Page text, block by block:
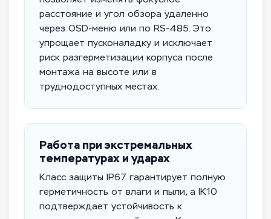
расстояние и угол обзора удаленно
через OSD-меню или по RS-485. Это
упрощает пусконаладку и исключает
риск разгерметизации корпуса после
монтажа на высоте или в
труднодоступных местах.
Работа при экстремальных
температурах и ударах
Класс защиты IP67 гарантирует полную
герметичность от влаги и пыли, а IK10
подтверждает устойчивость к